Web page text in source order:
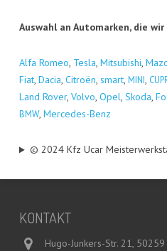
Aus­wahl an Auto­mar­ken, die
Alfa Romeo, Tes­la, Mitsu­bi­shi,
Fiat, Dacia, Citro­ën, smart, MINI,
Land Rover, Vol­vo, Opel, Sko­da,
BMW, Mer­ce­des-Benz
© 2024 Kfz Ucar
KON­TAKT
Hugo-Junkers-Str. 21,